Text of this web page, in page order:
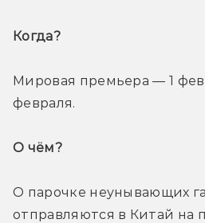
Когда?
Мировая премьера — 1
февраля.
О чём?
О парочке неунывающих
отправляются в Китай на